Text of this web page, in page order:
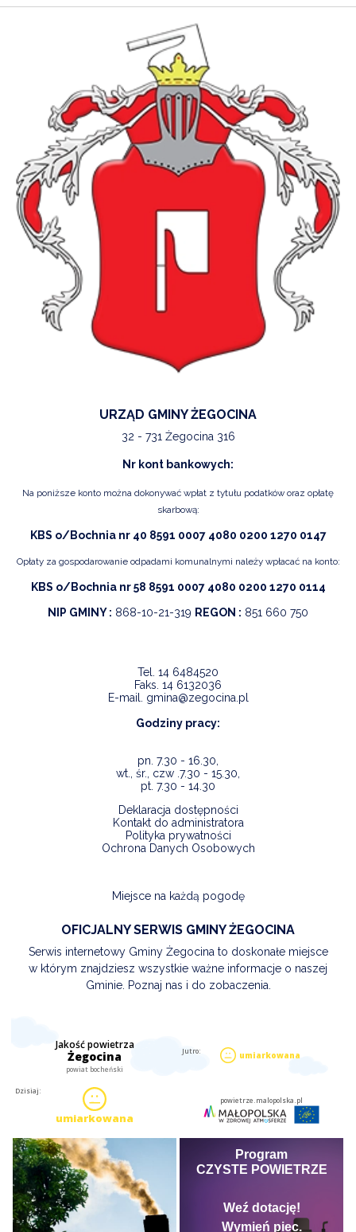
URZĄD GMINY ŻEGOCINA
32 - 731 Żegocina 316
Nr kont bankowych:
Na poniższe konto można dokonywać wpłat z tytułu podatków oraz opłatę
skarbową:
KBS o/Bochnia nr 40 8591 0007 4080 0200 1270 0147
Opłaty za gospodarowanie odpadami komunalnymi należy wpłacać na konto:
KBS o/Bochnia nr 58 8591 0007 4080 0200 1270 0114
NIP GMINY : 868-10-21-319 REGON : 851 660 750
Tel. 14 6484520
Faks. 14 6132036
E-mail. gmina@zegocina.pl
Godziny pracy:
pn. 7.30 - 16.30,
wt., śr., czw .7.30 - 15.30,
pt. 7.30 - 14.30
Deklaracja dostępności
Kontakt do administratora
Polityka prywatności
Ochrona Danych Osobowych
Miejsce na każdą pogodę
OFICJALNY SERWIS GMINY ŻEGOCINA
Serwis internetowy Gminy Żegocina to doskonałe miejsce
w którym znajdziesz wszystkie ważne informacje o naszej
Gminie. Poznaj nas i do zobaczenia.